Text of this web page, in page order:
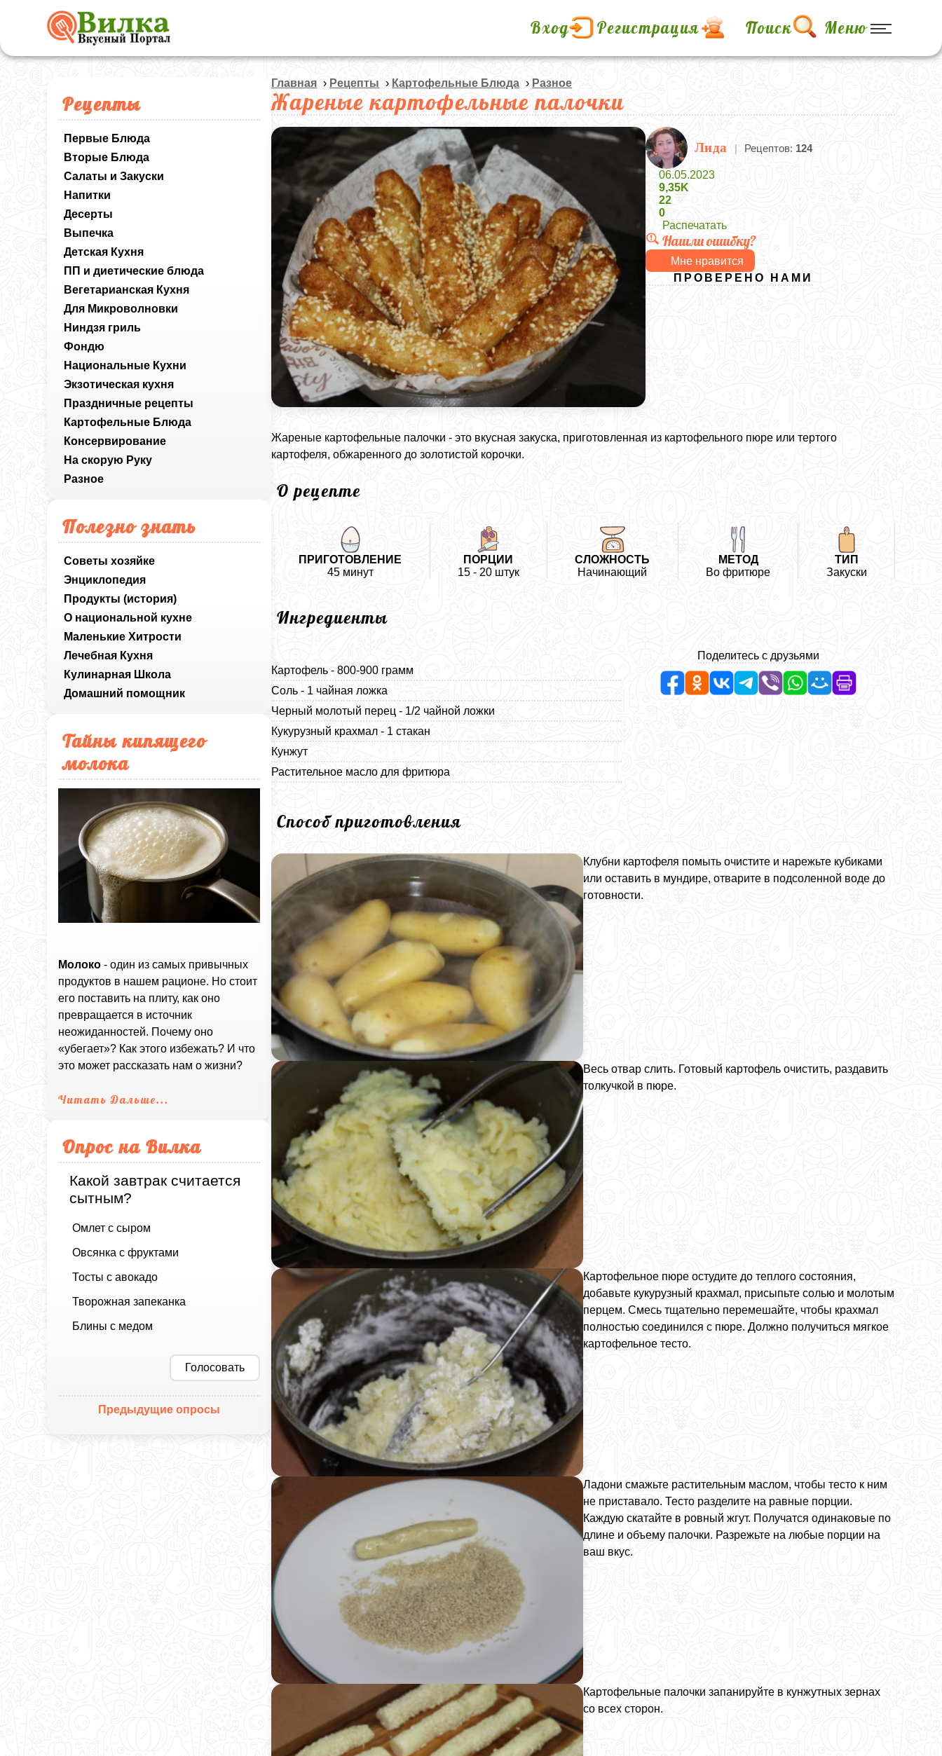
Вход Регистрация Поиск Меню
Рецепты
Первые Блюда
Вторые Блюда
Салаты и Закуски
Напитки
Десерты
Выпечка
Детская Кухня
ПП и диетические блюда
Вегетарианская Кухня
Для Микроволновки
Ниндзя гриль
Фондю
Национальные Кухни
Экзотическая кухня
Праздничные рецепты
Картофельные Блюда
Консервирование
На скорую Руку
Разное
Полезно знать
Советы хозяйке
Энциклопедия
Продукты (история)
О национальной кухне
Маленькие Хитрости
Лечебная Кухня
Кулинарная Школа
Домашний помощник
Тайны кипящего
молока
Молоко - один из самых привычных
продуктов в нашем рационе. Но стоит
его поставить на плиту, как оно
превращается в источник
неожиданностей. Почему оно
«убегает»? Как этого избежать? И что
это может рассказать нам о жизни?
Читать Дальше...
Опрос на Вилка
Какой завтрак считается
сытным?
Омлет с сыром
Овсянка с фруктами
Тосты с авокадо
Творожная запеканка
Блины с медом
Голосовать
Предыдущие опросы
Главная › Рецепты › Картофельные Блюда › Разное
Жареные картофельные палочки
Лида | Рецептов: 124
06.05.2023
9,35K
22
0
Распечатать
Нашли ошибку?
Мне нравится
ПРОВЕРЕНО НАМИ
Жареные картофельные палочки - это вкусная закуска, приготовленная из картофельного пюре или тертого
картофеля, обжаренного до золотистой корочки.
О рецепте
ПРИГОТОВЛЕНИЕ
45 минут
ПОРЦИИ
15 - 20 штук
СЛОЖНОСТЬ
Начинающий
МЕТОД
Во фритюре
ТИП
Закуски
Ингредиенты
Картофель - 800-900 грамм
Соль - 1 чайная ложка
Черный молотый перец - 1/2 чайной ложки
Кукурузный крахмал - 1 стакан
Кунжут
Растительное масло для фритюра
Поделитесь с друзьями
Способ приготовления
Клубни картофеля помыть очистите и нарежьте кубиками
или оставить в мундире, отварите в подсоленной воде до
готовности.
Весь отвар слить. Готовый картофель очистить, раздавить
толкучкой в пюре.
Картофельное пюре остудите до теплого состояния,
добавьте кукурузный крахмал, присыпьте солью и молотым
перцем. Смесь тщательно перемешайте, чтобы крахмал
полностью соединился с пюре. Должно получиться мягкое
картофельное тесто.
Ладони смажьте растительным маслом, чтобы тесто к ним
не приставало. Тесто разделите на равные порции.
Каждую скатайте в ровный жгут. Получатся одинаковые по
длине и объему палочки. Разрежьте на любые порции на
ваш вкус.
Картофельные палочки запанируйте в кунжутных зернах
со всех сторон.